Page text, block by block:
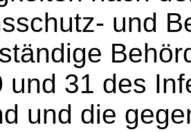
und
und 31 des
und die